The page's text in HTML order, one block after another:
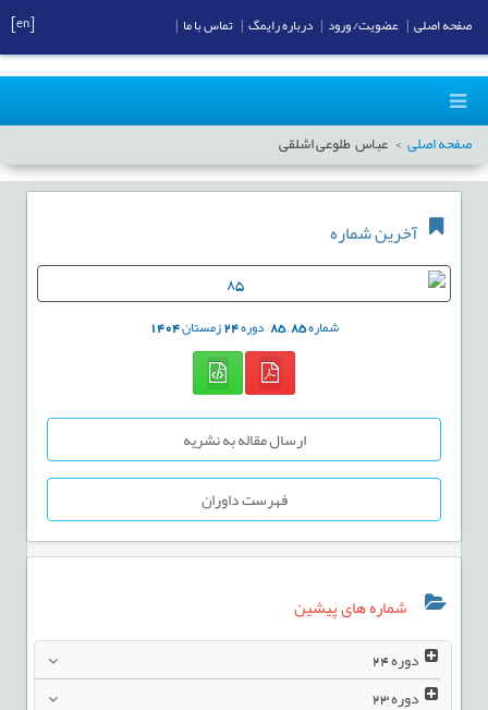
صفحه اصلی عباس طلوعی اشلقی
آخرین شماره
شماره85
,
85 دوره24زمستان1404
ارسال مقاله به نشریه
فهرست داوران
شماره های پیشین
دوره24
دوره23
صفحه اصلی عضویت/ ورود درباره رایمگ تماس با ما